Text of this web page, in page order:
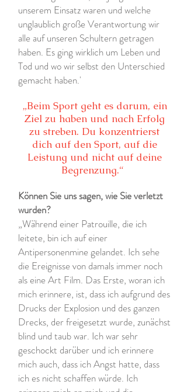
unserem Einsatz waren und welche
unglaublich große Verantwortung wir
alle auf unseren Schultern getragen
haben. Es ging wirklich um Leben und
Tod und wo wir selbst den Unterschied
gemacht haben.'
„Beim Sport geht es darum, ein
Ziel zu haben und nach Erfolg
zu streben. Du konzentrierst
dich auf den Sport, auf die
Leistung und nicht auf deine
Begrenzung.“
Können Sie uns sagen, wie Sie verletzt
wurden?
„Während einer Patrouille, die ich
leitete, bin ich auf einer
Antipersonenmine gelandet. Ich sehe
die Ereignisse von damals immer noch
als eine Art Film. Das Erste, woran ich
mich erinnere, ist, dass ich aufgrund des
Drucks der Explosion und des ganzen
Drecks, der freigesetzt wurde, zunächst
blind und taub war. Ich war sehr
geschockt darüber und ich erinnere
mich auch, dass ich Angst hatte, dass
ich es nicht schaffen würde. Ich